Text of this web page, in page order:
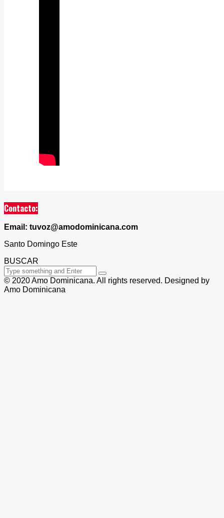
Contacto:
Email: tuvoz@amodominicana.com
Santo Domingo Este
BUSCAR
© 2020 Amo Dominicana. All rights reserved. Designed by
Amo Dominicana